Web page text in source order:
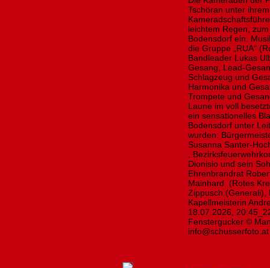
Tschöran unter
leichtem Regen,
Bodensdorf ein.
die Gruppe „RUA“
Bandleader Lukas
Gesang, Lead-
Schlagzeug und
Harmonika und
Trompete und
Laune im voll
ein sensationelles
Bodensdorf unter
wurden:
Susanna Santer-
,
Dionisio und sein
Ehrenbrandrat
Mainhard (Rotes
Zippusch (Generali),
Kapellmeisterin
18.07.2026,
Fenstergucker ©